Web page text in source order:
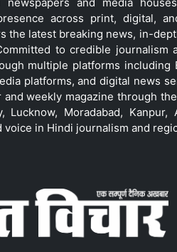
across print, digital,
the latest breaking news, in-
to credible journalism
multiple platforms including
platforms, and digital news
weekly magazine through
Moradabad, Kanpur,
in Hindi journalism and